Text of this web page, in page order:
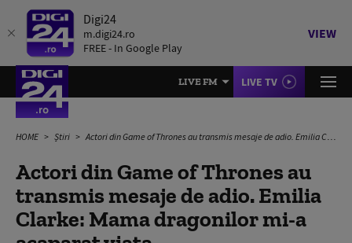
Digi24
m.digi24.ro
FREE - In Google Play
VIEW
LIVE FM LIVE TV
HOME Știri Actori din Game of Thrones au transmis mesaje de adio. Emilia Clarke: Mama dragonilor mi-a acaparat viața
Actori din Game of Thrones au
transmis mesaje de adio. Emilia
Clarke: Mama dragonilor mi-a